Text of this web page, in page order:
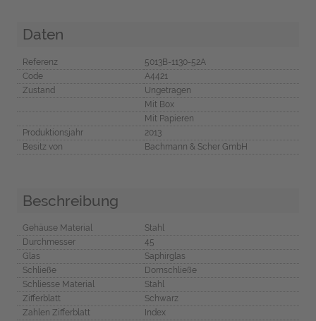
Daten
Referenz
5013B-1130-52A
Code
A4421
Zustand
Ungetragen
Mit Box
Mit Papieren
Produktionsjahr
2013
Besitz von
Bachmann & Scher GmbH
Beschreibung
Gehäuse Material
Stahl
Durchmesser
45
Glas
Saphirglas
Schließe
Dornschließe
Schliesse Material
Stahl
Zifferblatt
Schwarz
Zahlen Zifferblatt
Index